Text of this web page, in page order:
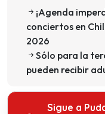
¡Agenda
conciertos en
2026
Sólo para la
pueden recibir
Sigue a